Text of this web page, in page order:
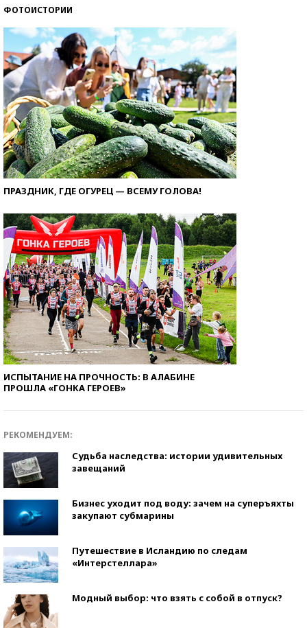
ФОТОИСТОРИИ
ПРАЗДНИК, ГДЕ ОГУРЕЦ — ВСЕМУ ГОЛОВА!
ИСПЫТАНИЕ НА ПРОЧНОСТЬ: В АЛАБИНЕ
ПРОШЛА «ГОНКА ГЕРОЕВ»
РЕКОМЕНДУЕМ:
Судьба наследства: истории удивительных
завещаний
Бизнес уходит под воду: зачем на суперъяхты
закупают субмарины
Путешествие в Исландию по следам
«Интерстеллара»
Модный выбор: что взять с собой в отпуск?